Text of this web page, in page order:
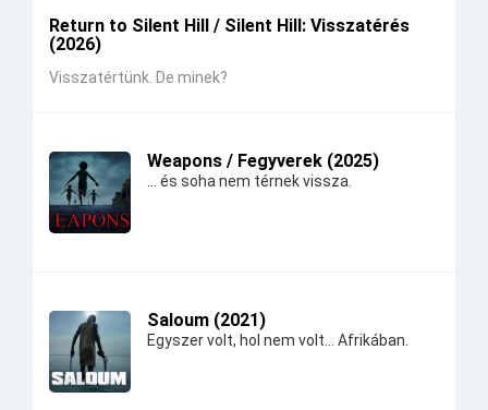
Return to Silent Hill / Silent Hill: Visszatérés
(2026)
Visszatértünk. De minek?
Weapons / Fegyverek (2025)
... és soha nem térnek vissza.
Saloum (2021)
Egyszer volt, hol nem volt... Afrikában.